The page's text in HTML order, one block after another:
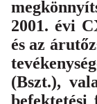
2001. évi
és az
(Bszt.),